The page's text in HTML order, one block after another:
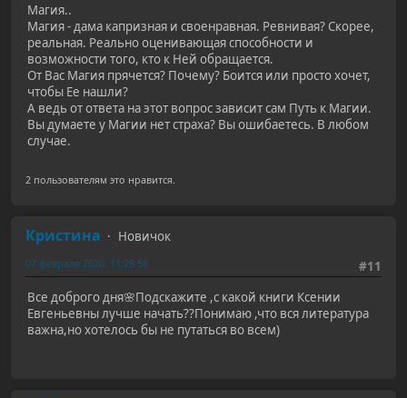
Магия..
Магия - дама капризная и своенравная. Ревнивая? Скорее,
реальная. Реально оценивающая способности и
возможности того, кто к Ней обращается.
От Вас Магия прячется? Почему? Боится или просто хочет,
чтобы Ее нашли?
А ведь от ответа на этот вопрос зависит сам Путь к Магии.
Вы думаете у Магии нет страха? Вы ошибаетесь. В любом
случае.
2 пользователям это нравится.
Кристина
Новичок
#11
07 февраля 2020, 11:28:58
Все доброго дня🌸Подскажите ,с какой книги Ксении
Евгеньевны лучше начать??Понимаю ,что вся литература
важна,но хотелось бы не путаться во всем)